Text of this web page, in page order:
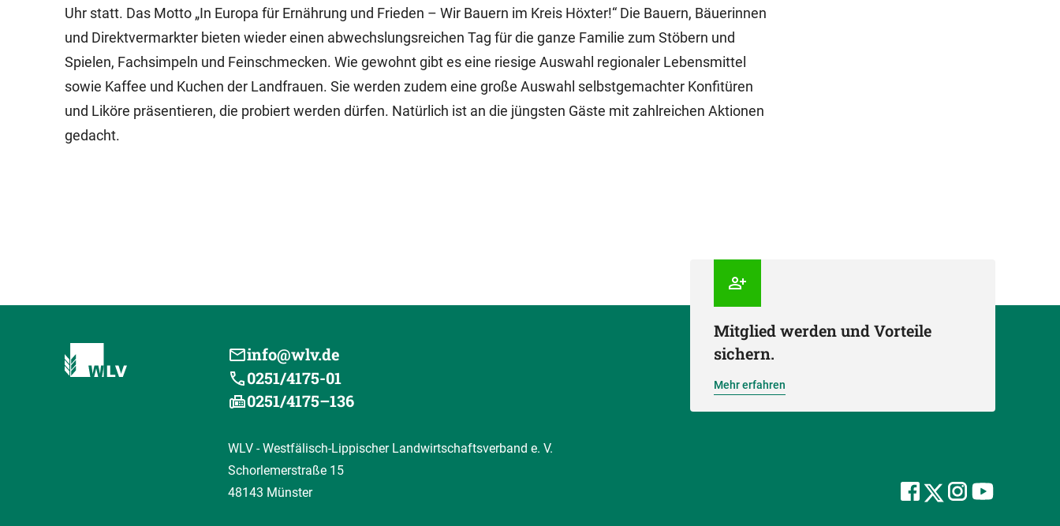
Uhr statt. Das Motto „In Europa für Ernährung und Frieden – Wir Bauern im Kreis Höxter!“ Die Bauern, Bäuerinnen
und Direktvermarkter bieten wieder einen abwechslungsreichen Tag für die ganze Familie zum Stöbern und
Spielen, Fachsimpeln und Feinschmecken. Wie gewohnt gibt es eine riesige Auswahl regionaler Lebensmittel
sowie Kaffee und Kuchen der Landfrauen. Sie werden zudem eine große Auswahl selbstgemachter Konfitüren
und Liköre präsentieren, die probiert werden dürfen. Natürlich ist an die jüngsten Gäste mit zahlreichen Aktionen
gedacht.
Mitglied werden und Vorteile
sichern.
Mehr erfahren
info@wlv.de
0251/4175-01
0251/4175–136
WLV - Westfälisch-Lippischer Landwirtschaftsverband e. V.
Schorlemerstraße 15
48143 Münster